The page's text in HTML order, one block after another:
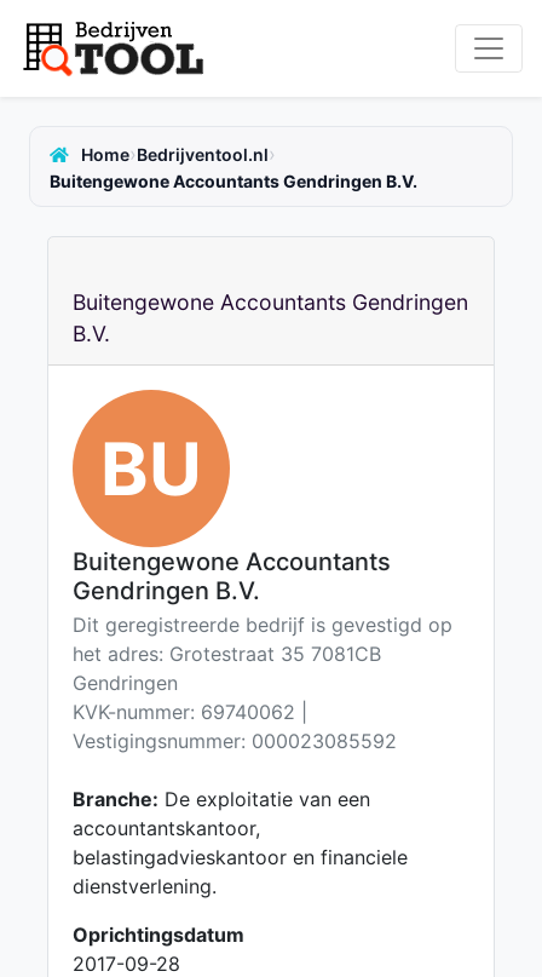
Home›Bedrijventool.nl›
Buitengewone Accountants Gendringen B.V.
Buitengewone Accountants Gendringen
B.V.
BU
Buitengewone Accountants
Gendringen B.V.
Dit geregistreerde bedrijf is gevestigd op
het adres: Grotestraat 35 7081CB
Gendringen
KVK-nummer: 69740062 |
Vestigingsnummer: 000023085592
Branche: De exploitatie van een
accountantskantoor,
belastingadvieskantoor en financiele
dienstverlening.
Oprichtingsdatum
2017-09-28